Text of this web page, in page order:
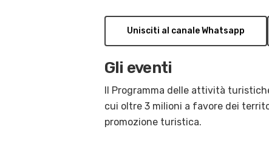
Unisciti al canale Whatsapp
Gli eventi
Il Programma delle attività
cui oltre 3 milioni a favore dei
promozione turistica.